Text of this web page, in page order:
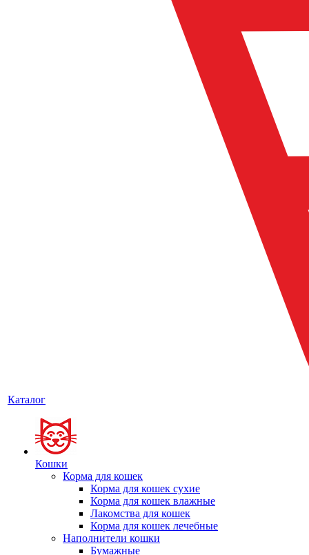
Каталог
Кошки
Корма для кошек
Корма для кошек сухие
Корма для кошек влажные
Лакомства для кошек
Корма для кошек лечебные
Наполнители кошки
Бумажные